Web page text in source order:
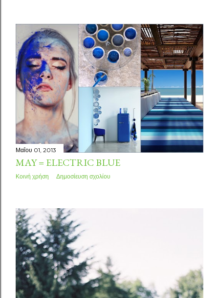
Μαΐου 01, 2013
MAY = ELECTRIC BLUE
Κοινή χρήση Δημοσίευση σχολίου